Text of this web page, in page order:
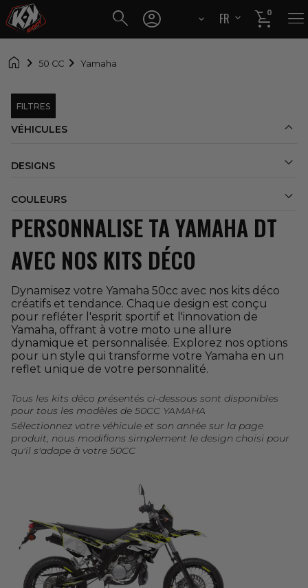
 
FR
EN

0 
 50 CC Yamaha
FILTRES
VÉHICULES 
DESIGNS 
COULEURS 
PERSONNALISE TA YAMAHA DT
AVEC NOS KITS DÉCO
Dynamisez votre Yamaha 50cc avec nos kits déco
créatifs et tendance. Chaque design est conçu
pour refléter l'esprit sportif et l'innovation de
Yamaha, offrant à votre moto une allure
dynamique et personnalisée. Explorez nos options
pour un style qui transforme votre Yamaha en un
reflet unique de votre personnalité.
Tous les kits déco présentés ci-dessous sont disponibles
pour tous les modèles de 50CC YAMAHA
Sélectionnez votre véhicule et son année sur la page
produit, nous modifions simplement le design choisi pour
qu'il s'adape à votre 50CC